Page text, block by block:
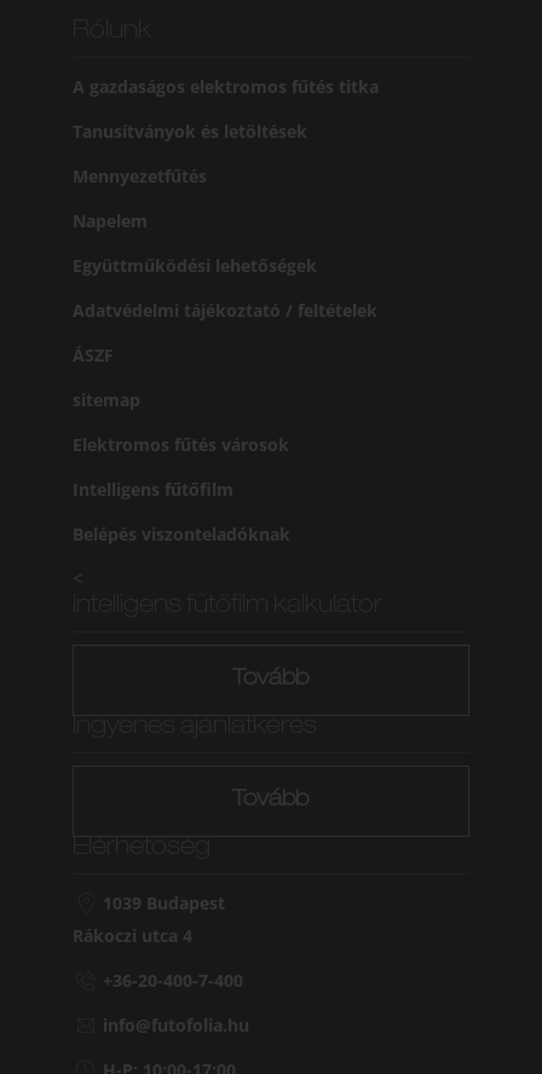
A gazdaságos elektromos fűtés titka
Tanusítványok és letöltések
Mennyezetfűtés
Napelem
Együttműködési lehetőségek
Adatvédelmi tájékoztató / feltételek
ÁSZF
sitemap
Elektromos fűtés városok
Intelligens fűtőfilm
Belépés viszonteladóknak
<
Tovább
Tovább
1039 Budapest
Rákoczi utca 4
+36-20-400-7-400
info@futofolia.hu